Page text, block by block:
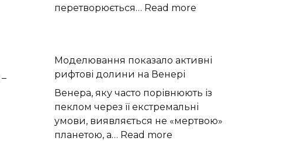
–
на
перетворюється… Read more
прискорення
ядерному
вогняному
шарі
Моделювання показало активні
рифтові долини на Венері
Венера, яку часто порівнюють із
пеклом через її екстремальні
умови, виявляється не «мертвою»
планетою, а… Read more